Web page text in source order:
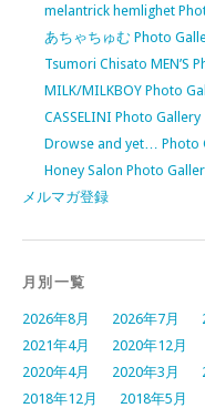
melantrick hemlighet
あちゃちゅむ Photo
Tsumori Chisato MEN’S
MILK/MILKBOY Photo
CASSELINI Photo Gallery
Drowse and yet… Photo
Honey Salon Photo
メルマガ登録
月別一覧
2026年8月 2026年7月
2021年4月
2020年12月
2020年4月
2020年3月
2018年12月
2018年5月